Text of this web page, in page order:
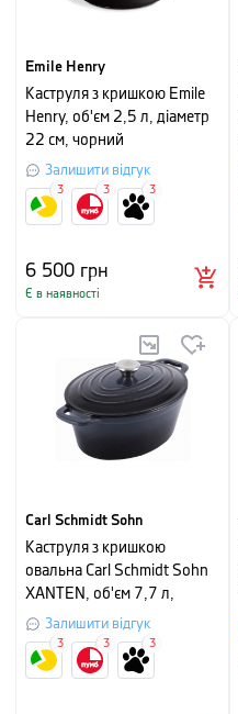
Emile Henry
Каструля з кришкою Emile
Henry, об'єм 2,5 л, діаметр
22 см, чорний
Залишити відгук
6 500 грн
Є в наявності
3 3 3
Carl Schmidt Sohn
Каструля з кришкою
овальна Carl Schmidt Sohn
XANTEN, об'єм 7,7 л,
чорний
Залишити відгук
3 3 3